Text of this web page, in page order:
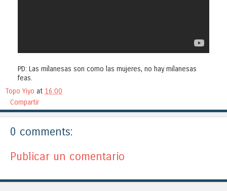
PD: Las milanesas son como las mujeres, no hay milanesas
feas.
Topo Yiyo at 16:00
Compartir
0 comments:
Publicar un comentario